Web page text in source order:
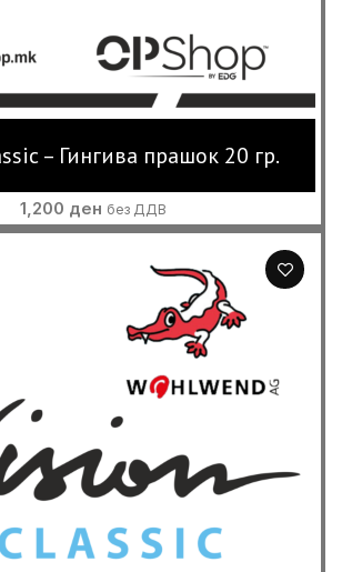
– Гингива прашок 20 гр.
1,200 ден без ДДВ